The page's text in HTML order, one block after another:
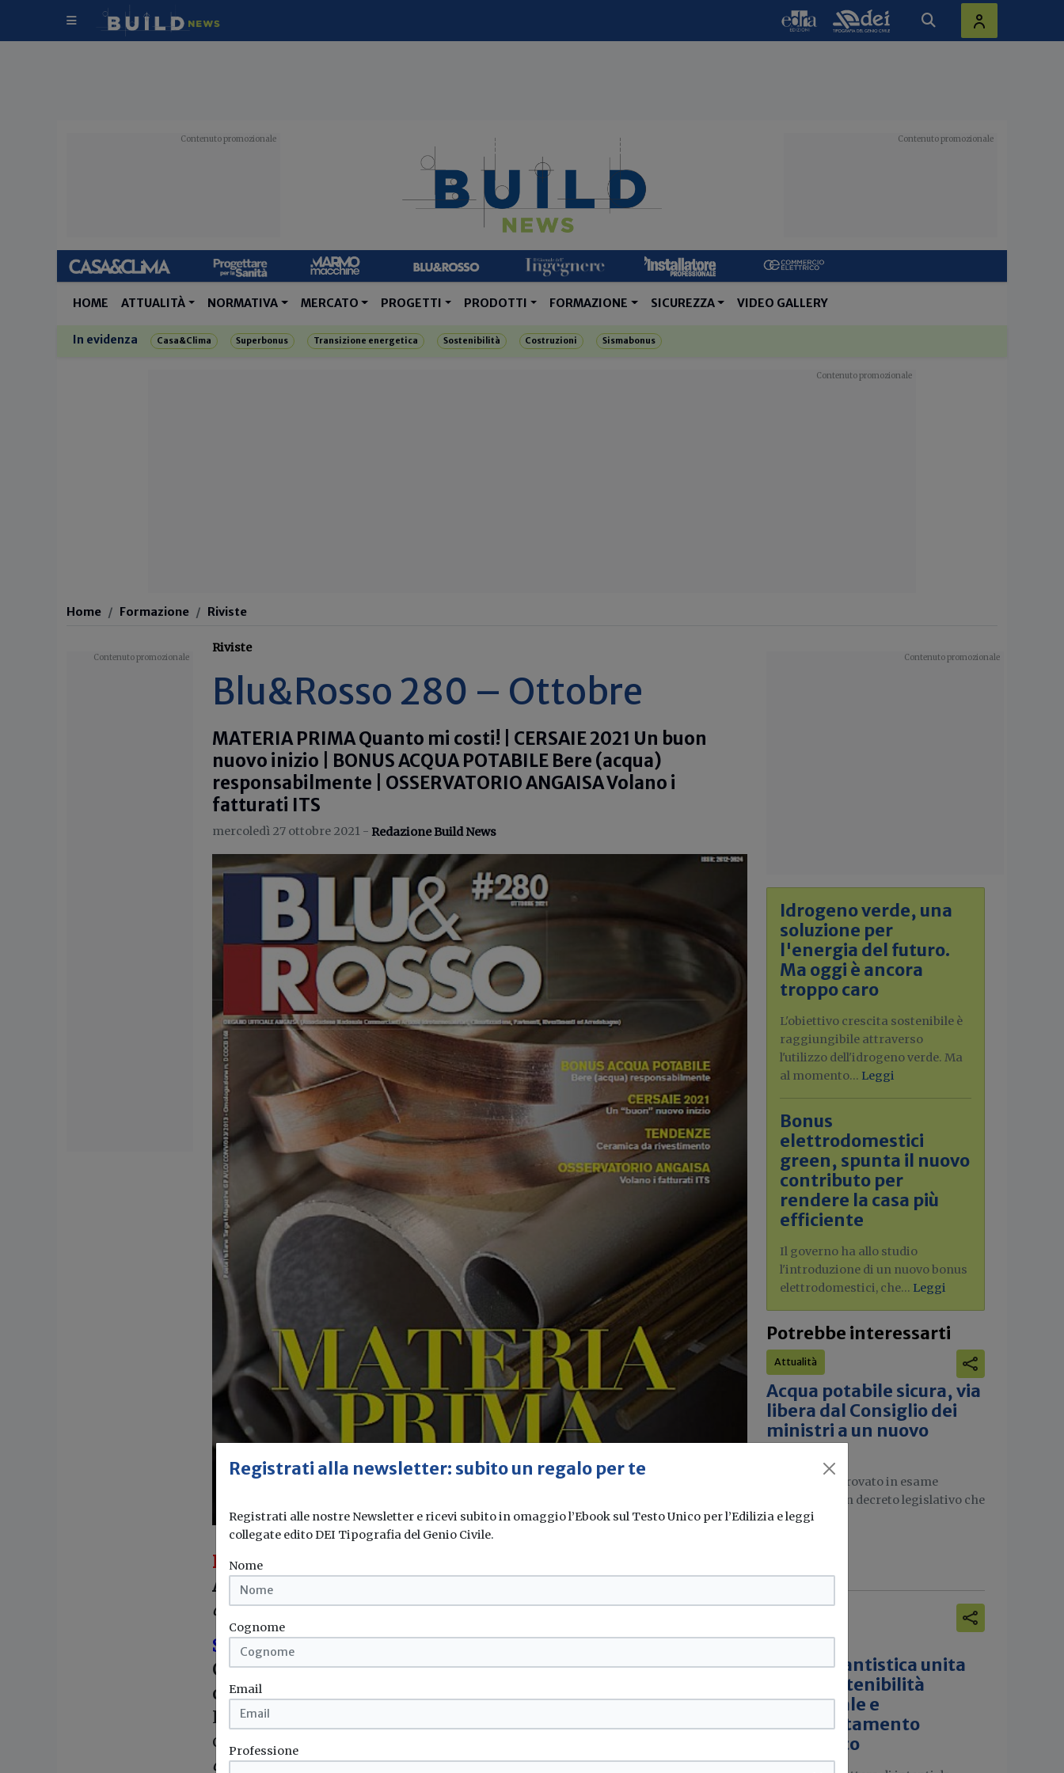
HOME ATTUALITÀ NORMATIVA MERCATO PROGETTI PRODOTTI FORMAZIONE SICUREZZA VIDEO GALLERY
In evidenza Casa&Clima Superbonus Transizione energetica Sostenibilità Costruzioni Sismabonus
Home Formazione Riviste
Riviste
Blu&Rosso 280 – Ottobre
MATERIA PRIMA Quanto mi costi! | CERSAIE 2021 Un buon
nuovo inizio | BONUS ACQUA POTABILE Bere (acqua)
responsabilmente | OSSERVATORIO ANGAISA Volano i
fatturati ITS
mercoledì 27 ottobre 2021 - Redazione Build News
IL PUNTO
ANGAISA, iniziative ed eventi
di Corrado Oppizzi
STRATEGIE D’IMPRESA
Crescere per linee esterne nella distribuzione ITS: il ruolo delle
operazioni di M&A
Il distributore come problem solver. Servizi sempre più complessi,
consulezna e soluzioni applicative
di Roberto Schiesari
Idrogeno verde, una
soluzione per
l'energia del futuro.
Ma oggi è ancora
troppo caro
L'obiettivo crescita sostenibile è
raggiungibile attraverso
l'utilizzo dell'idrogeno verde. Ma
al momento... Leggi
Bonus
elettrodomestici
green, spunta il nuovo
contributo per
rendere la casa più
efficiente
Il governo ha allo studio
l'introduzione di un nuovo bonus
elettrodomestici, che... Leggi
Potrebbe interessarti
Attualità
Acqua potabile sicura, via
libera dal Consiglio dei
ministri a un nuovo
Il CdM ha approvato in esame
preliminare un decreto legislativo che
introduce...
La filiera
dell’impiantistica unita
per la sostenibilità
ambientale e
l'efficientamento
energetico
Registrati alla newsletter: subito un regalo per te
Registrati alle nostre Newsletter e ricevi subito in omaggio l’Ebook sul Testo Unico per l’Edilizia e leggi
collegate edito DEI Tipografia del Genio Civile.
Nome
Cognome
Email
Professione